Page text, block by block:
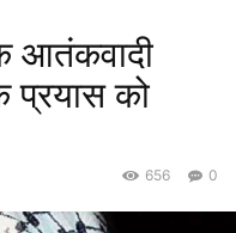
आतंकवादी
प्रयास को
0
656